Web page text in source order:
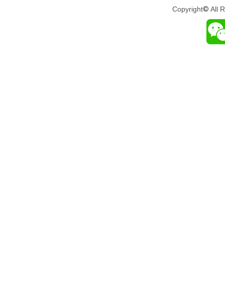
Copyright© All